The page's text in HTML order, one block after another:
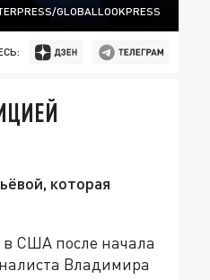
GLOBALLOOKPRESS
которая
США после начала
Владимира